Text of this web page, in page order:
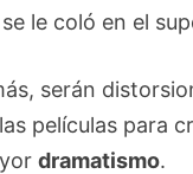
le coló en el
serán
películas para
dramatismo.